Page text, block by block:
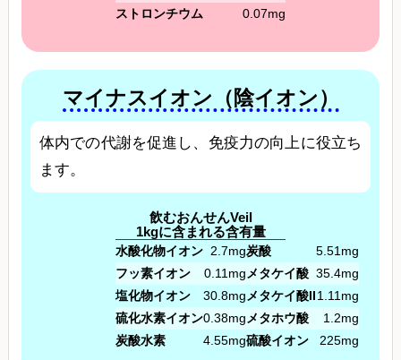
ストロンチウム
0.07mg
マイナスイオン（陰イオン）
体内での代謝を促進し、免疫力の向上に役立ち
ます。
飲むおんせんVeil
1kgに含まれる含有量
水酸化物イオン 2.7mg炭酸
5.51mg
フッ素イオン
0.11mg メタケイ酸 35.4mg
塩化物イオン
30.8mg メタケイ酸II1.11mg
硫化水素イオン0.38mg メタホウ酸
1.2mg
炭酸水素
4.55mg硫酸イオン 225mg